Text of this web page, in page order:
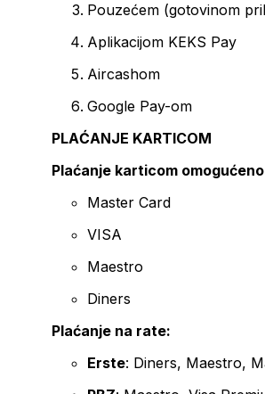
Pouzećem (gotovinom
Aplikacijom KEKS Pay
Aircashom
Google Pay-om
PLAĆANJE KARTICOM
Plaćanje karticom
Master Card
VISA
Maestro
Diners
Plaćanje na rate:
Erste: Diners, Maestro,